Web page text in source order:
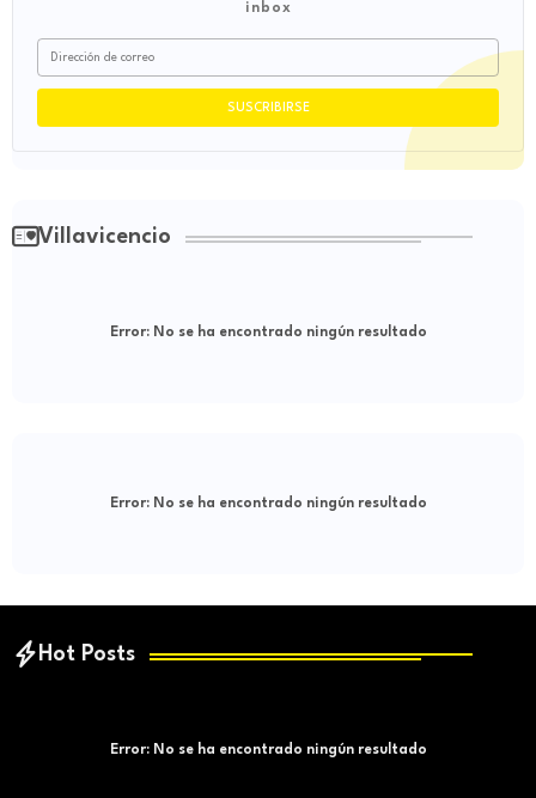
inbox
Villavicencio
Error:No se ha encontrado ningún resultado
Error:No se ha encontrado ningún resultado
Hot Posts
Error:No se ha encontrado ningún resultado